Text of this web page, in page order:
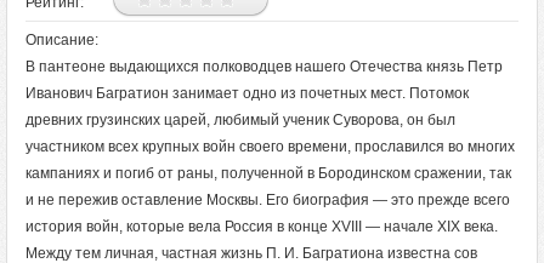
Описание:
В пантеоне выдающихся полководцев нашего Отечества князь Петр
Иванович Багратион занимает одно из почетных мест. Потомок
древних грузинских царей, любимый ученик Суворова, он был
участником всех крупных войн своего времени, прославился во многих
кампаниях и погиб от раны, полученной в Бородинском сражении, так
и не пережив оставление Москвы. Его биография — это прежде всего
история войн, которые вела Россия в конце XVIII — начале XIX века.
Между тем личная, частная жизнь П. И. Багратиона известна сов